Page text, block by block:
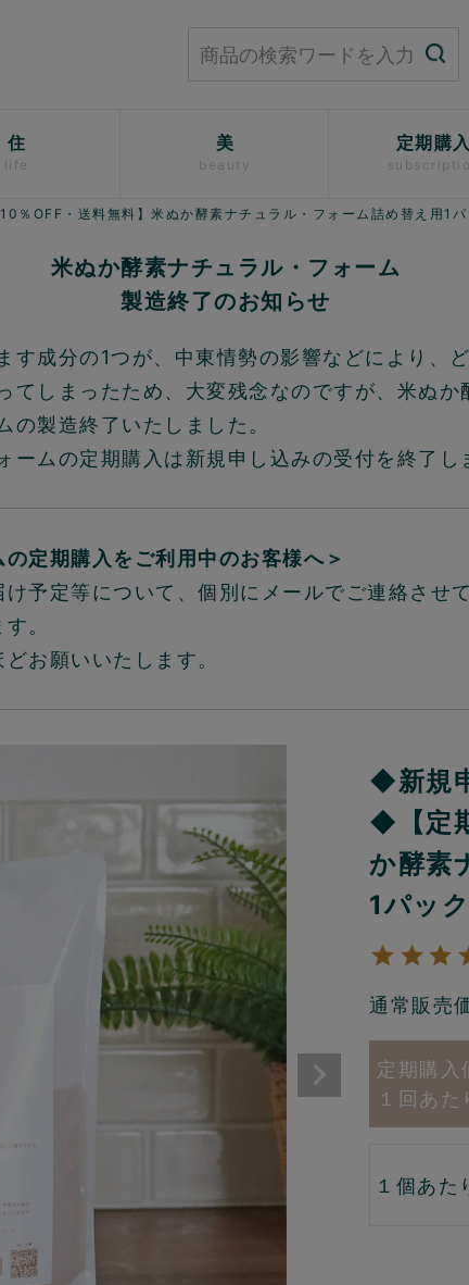
住
life
美
beauty
定期購
OFF・送料無料】米ぬか酵素ナチュラル・フォーム詰め替え用1
米ぬか酵素ナチュラル・フォーム
製造終了のお知らせ
す成分の1つが、中東情勢の影響などにより、
てしまったため、大変残念なのですが、米ぬか
の製造終了いたしました。
ームの定期購入は新規申し込みの受付を終了し
の定期購入をご利用中のお客様へ＞
け予定等について、個別にメールでご連絡させ
。
お願いいたします。
◆新規
◆【定
か酵素
1パッ
通常販売
１回あた
１個あた